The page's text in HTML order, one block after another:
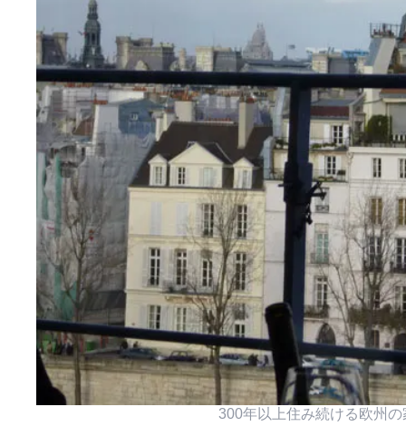
300年以上住み続ける欧州